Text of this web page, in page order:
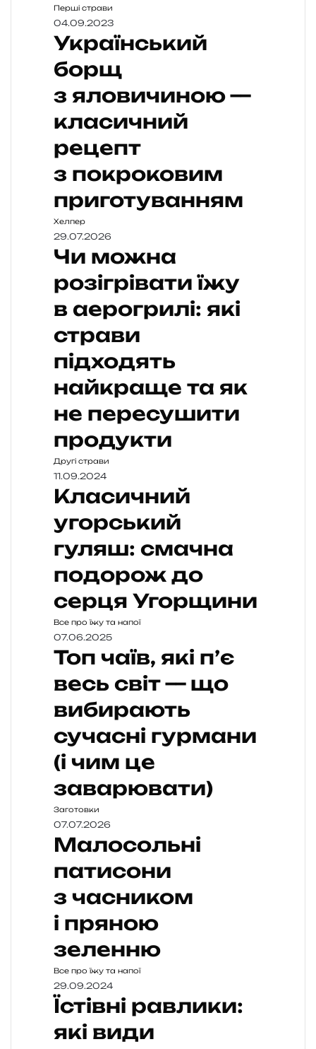
Перші страви
04.09.2023
Український
борщ
з яловичиною —
класичний
рецепт
з покроковим
приготуванням
Хелпер
29.07.2026
Чи можна
розігрівати їжу
в аерогрилі: які
страви
підходять
найкраще та як
не пересушити
продукти
Другі страви
11.09.2024
Класичний
угорський
гуляш: смачна
подорож до
серця Угорщини
Все про їжу та напої
07.06.2025
Топ чаїв, які п’є
весь світ — що
вибирають
сучасні гурмани
(і чим це
заварювати)
Заготовки
07.07.2026
Малосольні
патисони
з часником
і пряною
зеленню
Все про їжу та напої
29.09.2024
Їстівні равлики:
які види